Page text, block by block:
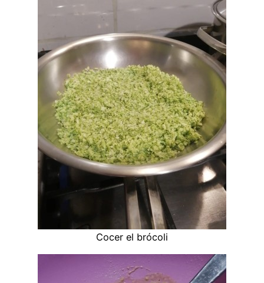
Cocer el brócoli